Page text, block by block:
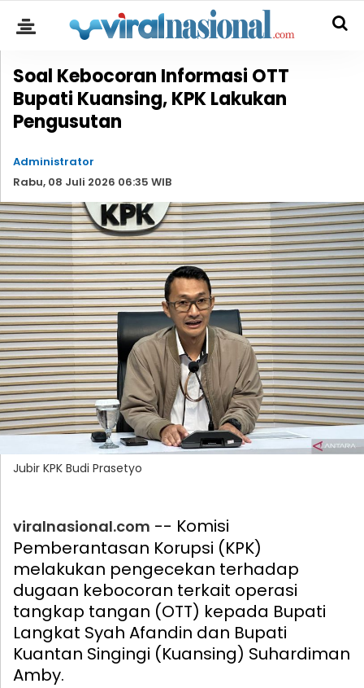
Soal Kebocoran Informasi OTT
Bupati Kuansing, KPK Lakukan
Pengusutan
Administrator
Rabu, 08 Juli 2026 06:35 WIB
Jubir KPK Budi Prasetyo
viralnasional.com -- Komisi
Pemberantasan Korupsi (KPK)
melakukan pengecekan terhadap
dugaan kebocoran terkait operasi
tangkap tangan (OTT) kepada Bupati
Langkat Syah Afandin dan Bupati
Kuantan Singingi (Kuansing) Suhardiman
Amby.